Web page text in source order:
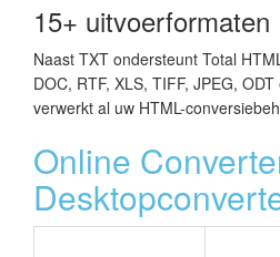
15+ uitvoerformaten
Naast TXT ondersteunt Total
DOC, RTF, XLS, TIFF, JPEG,
verwerkt al uw HTML-
Online